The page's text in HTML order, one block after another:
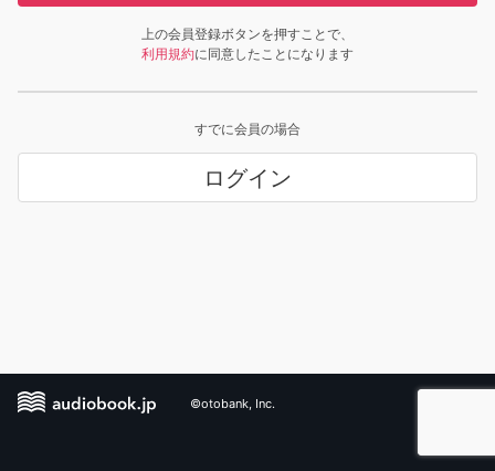
上の会員登録ボタンを押すことで、
利用規約に同意したことになります
すでに会員の場合
ログイン
©otobank, Inc.